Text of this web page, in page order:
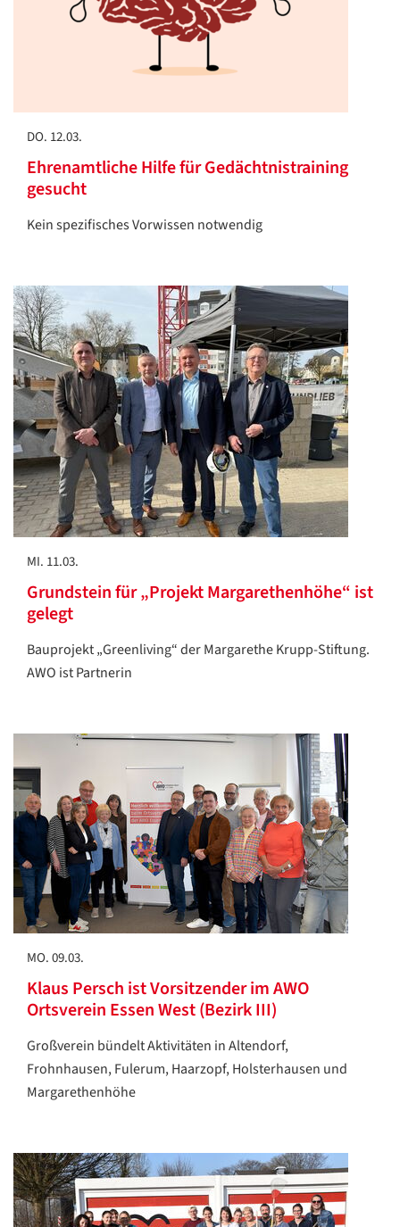
DO. 12.03.
Ehrenamtliche Hilfe für Gedächtnistraining
gesucht
Kein spezifisches Vorwissen notwendig
MI. 11.03.
Grundstein für „Projekt Margarethenhöhe“ ist
gelegt
Bauprojekt „Greenliving“ der Margarethe Krupp-Stiftung.
AWO ist Partnerin
MO. 09.03.
Klaus Persch ist Vorsitzender im AWO
Ortsverein Essen West (Bezirk III)
Großverein bündelt Aktivitäten in Altendorf,
Frohnhausen, Fulerum, Haarzopf, Holsterhausen und
Margarethenhöhe